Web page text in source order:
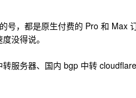
号，都是原生付费的 Pro 和 Max
没得说。
服务器、国内 bgp 中转 cloudflare